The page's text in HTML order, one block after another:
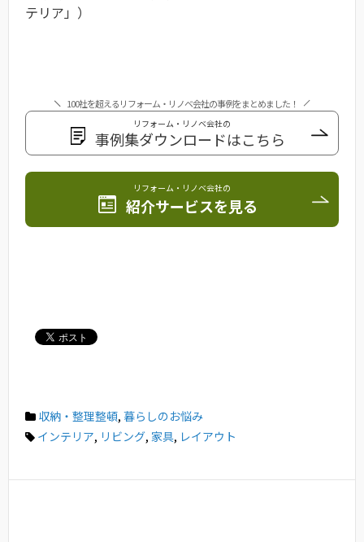
テリア」）
100社を超えるリフォーム・リノベ会社の事例をまとめました！
リフォーム・リノベ会社の
事例集ダウンロードはこちら
リフォーム・リノベ会社の
紹介サービスを見る
収納・整理整頓, 暮らしのお悩み
インテリア, リビング, 家具, レイアウト